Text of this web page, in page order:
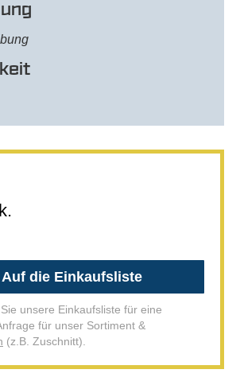
die Einkaufsliste
unsere Einkaufsliste für eine
für unser Sortiment &
(z.B. Zuschnitt).